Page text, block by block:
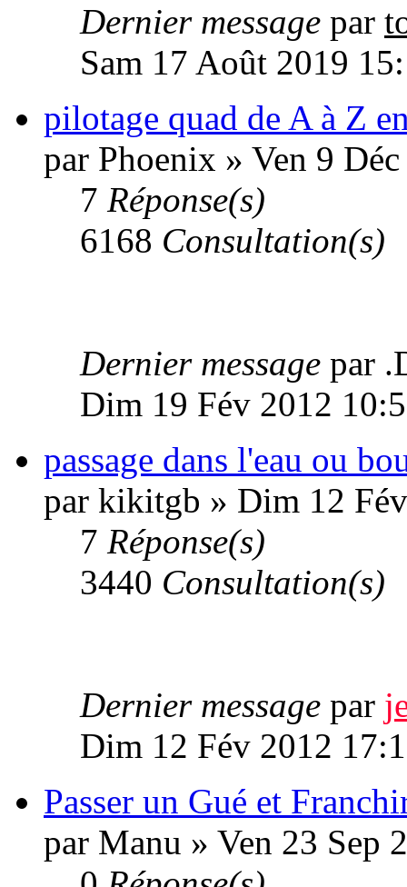
Dernier message par
Sam 17 Août 2019
pilotage quad de A à Z
par Phoenix » Ven 9
7 Réponse(s)
6168 Consultation(s)
Dernier message par
Dim 19 Fév 2012
passage dans l'eau ou
par kikitgb » Dim 12
7 Réponse(s)
3440 Consultation(s)
Dernier message par
Dim 12 Fév 2012
Passer un Gué et
par Manu » Ven 23 Sep